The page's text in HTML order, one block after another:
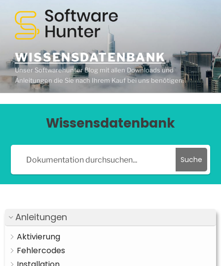
WISSENSDATENBANK
Unser Softwarehunter Blog mit allen Downloads und
Anleitungen die Sie nach Ihrem Kauf bei uns benötigen.
Wissensdatenbank
Suche
Anleitungen
Aktivierung
Fehlercodes